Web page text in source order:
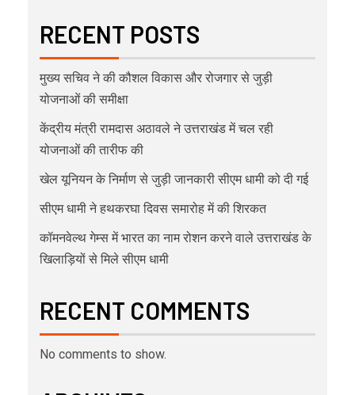
RECENT POSTS
मुख्य सचिव ने की कौशल विकास और रोजगार से जुड़ी
योजनाओं की समीक्षा
केंद्रीय मंत्री रामदास अठावले ने उत्तराखंड में चल रही
योजनाओं की तारीफ की
खेल यूनियन के निर्माण से जुड़ी जानकारी सीएम धामी को दी गई
सीएम धामी ने हथकरघा दिवस समारोह में की शिरकत
कॉमनवेल्थ गेम्स में भारत का नाम रोशन करने वाले उत्तराखंड के
खिलाड़ियों से मिले सीएम धामी
RECENT COMMENTS
No comments to show.